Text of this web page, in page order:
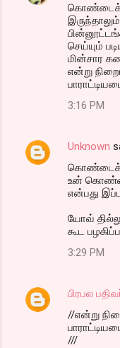
செய்யும்
மின்சார
என்று
3:16 PM
Unknown
உன் கொண்டை
என்பது
யோவ்
கூட
3:29 PM
பிரபல
//என்று
///